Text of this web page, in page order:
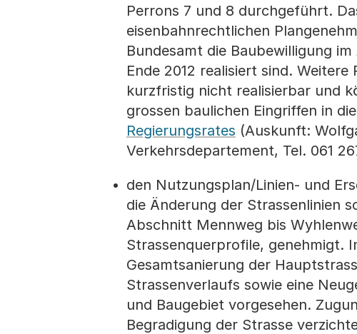
Perrons 7 und 8 durchgeführt.
eisenbahnrechtlichen
Bundesamt die Baubewilligung
Ende 2012 realisiert sind.
kurzfristig nicht realisierbar und
grossen baulichen Eingriffen in
Regierungsrates (Auskunft:
Verkehrsdepartement, Tel. 061
den Nutzungsplan/Linien- und
die Änderung der Strassenlinien
Abschnitt Mennweg bis
Strassenquerprofile, genehmigt.
Gesamtsanierung der
Strassenverlaufs sowie eine
und Baugebiet vorgesehen.
Begradigung der Strasse